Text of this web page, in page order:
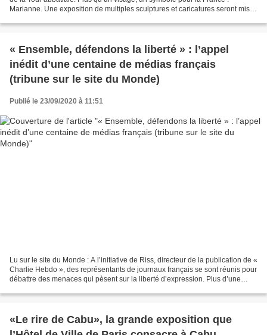
Marianne. Une exposition de multiples sculptures et caricatures seront mises
« Ensemble, défendons la liberté » : l’appel
inédit d’une centaine de médias français
(tribune sur le site du Monde)
Publié le 23/09/2020 à 11:51
Lu sur le site du Monde : A l’initiative de Riss, directeur de la publication de «
Charlie Hebdo », des représentants de journaux français se sont réunis pour
débattre des menaces qui pèsent sur la liberté d’expression. Plus d’une
«Le rire de Cabu», la grande exposition que